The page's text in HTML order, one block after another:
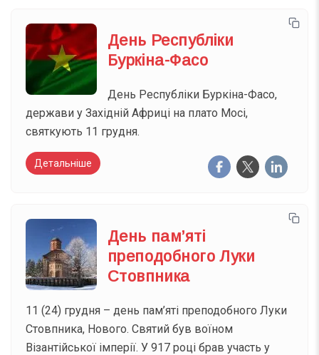
День Республіки
Буркіна-Фасо
День Республіки Буркіна-Фасо,
держави у Західній Африці на плато Мосі,
святкують 11 грудня.
Детальніше
День пам’яті
преподобного Луки
Стовпника
11 (24) грудня – день пам’яті преподобного Луки
Стовпника, Нового. Святий був воїном
Візантійської імперії. У 917 році брав участь у